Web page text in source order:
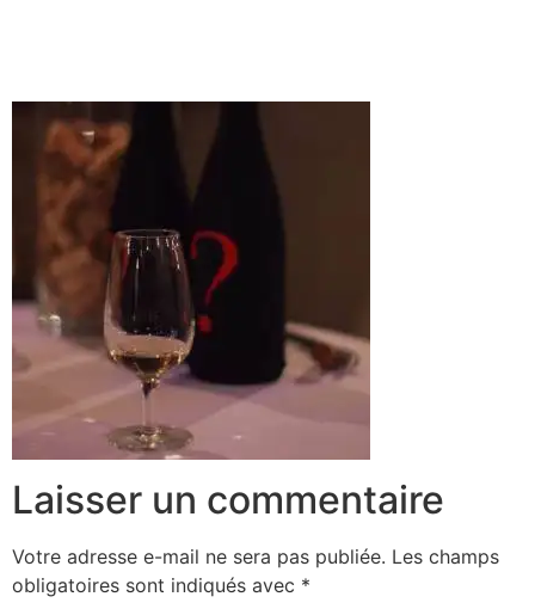
Laisser un commentaire
Votre adresse e-mail ne sera pas publiée. Les champs
obligatoires sont indiqués avec *